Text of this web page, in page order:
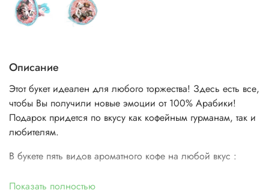
Описание
Этот букет идеален для любого торжества! Здесь есть все,
чтобы Вы получили новые эмоции от 100% Арабики!
Подарок придется по вкусу как кофейным гурманам, так и
любителям.
В букете пять видов ароматного кофе на любой вкус :
Показать полностью